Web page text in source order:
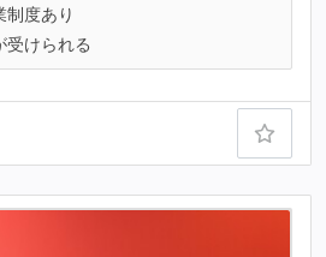
制度あり
受けられる